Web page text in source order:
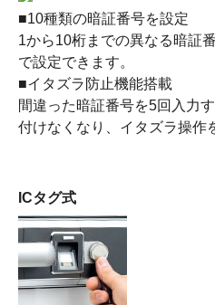
■10種類の暗証番号を設定
1から10桁までの異なる暗証
で設定できます。
■イタズラ防止機能搭載
間違った暗証番号を5回入力
付けなくなり、イタズラ操作
ICタグ式